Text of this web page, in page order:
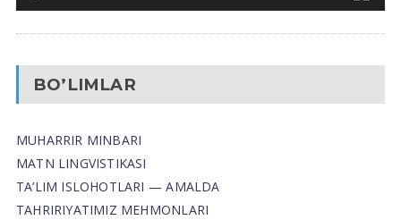
BO’LIMLAR
MUHARRIR MINBARI
MATN LINGVISTIKASI
TA’LIM ISLOHOTLARI — AMALDA
TAHRIRIYATIMIZ MEHMONLARI